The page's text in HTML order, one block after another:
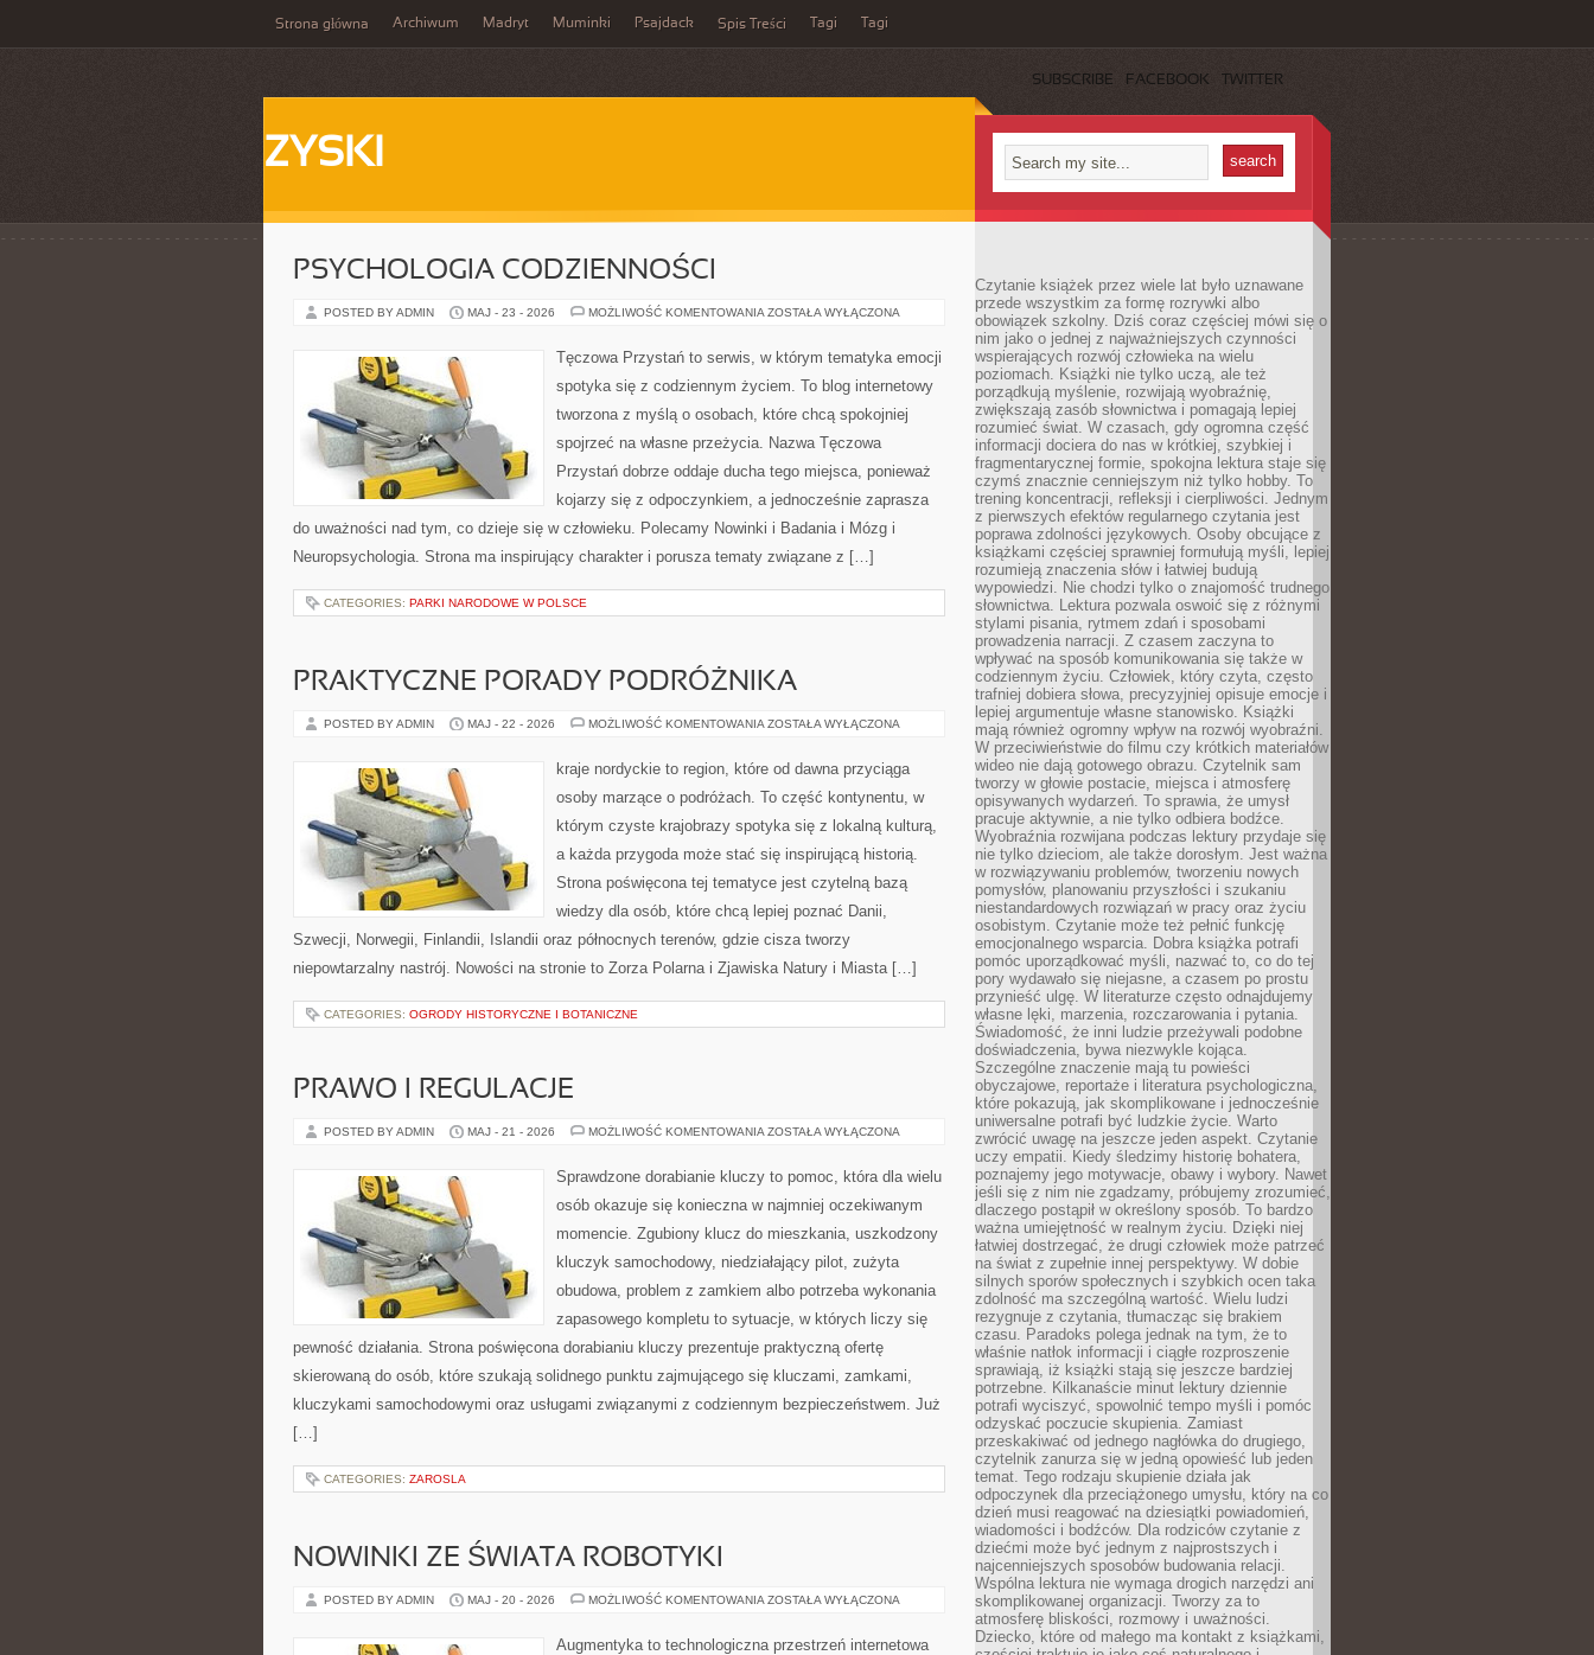
Strona główna Archiwum Madryt Muminki Psajdack Spis Treści Tagi Tagi
SUBSCRIBE FACEBOOK TWITTER
ZYSKI
PSYCHOLOGIA CODZIENNOŚCI
POSTED BY ADMIN MAJ - 23 - 2026 MOŻLIWOŚĆ KOMENTOWANIA PSYCHOLOGIA
ZOSTAŁA WYŁĄCZONA
Tęczowa Przystań to serwis, w którym tematyka emocji
spotyka się z codziennym życiem. To blog internetowy
tworzona z myślą o osobach, które chcą spokojniej
spojrzeć na własne przeżycia. Nazwa Tęczowa
Przystań dobrze oddaje ducha tego miejsca, ponieważ
kojarzy się z odpoczynkiem, a jednocześnie zaprasza
do uważności nad tym, co dzieje się w człowieku. Polecamy Nowinki i Badania i Mózg i
Neuropsychologia. Strona ma inspirujący charakter i porusza tematy związane z […]
CATEGORIES: PARKI NARODOWE W POLSCE
PRAKTYCZNE PORADY PODRÓŻNIKA
POSTED BY ADMIN MAJ - 22 - 2026 MOŻLIWOŚĆ KOMENTOWANIA PRAKTYCZNE
ZOSTAŁA WYŁĄCZONA
kraje nordyckie to region, które od dawna przyciąga
osoby marzące o podróżach. To część kontynentu, w
którym czyste krajobrazy spotyka się z lokalną kulturą,
a każda przygoda może stać się inspirującą historią.
Strona poświęcona tej tematyce jest czytelną bazą
wiedzy dla osób, które chcą lepiej poznać Danii,
Szwecji, Norwegii, Finlandii, Islandii oraz północnych terenów, gdzie cisza tworzy
niepowtarzalny nastrój. Nowości na stronie to Zorza Polarna i Zjawiska Natury i Miasta […]
CATEGORIES: OGRODY HISTORYCZNE I BOTANICZNE
PRAWO I REGULACJE
POSTED BY ADMIN MAJ - 21 - 2026 MOŻLIWOŚĆ KOMENTOWANIA PRAWO
ZOSTAŁA WYŁĄCZONA
Sprawdzone dorabianie kluczy to pomoc, która dla wielu
osób okazuje się konieczna w najmniej oczekiwanym
momencie. Zgubiony klucz do mieszkania, uszkodzony
kluczyk samochodowy, niedziałający pilot, zużyta
obudowa, problem z zamkiem albo potrzeba wykonania
zapasowego kompletu to sytuacje, w których liczy się
pewność działania. Strona poświęcona dorabianiu kluczy prezentuje praktyczną ofertę
skierowaną do osób, które szukają solidnego punktu zajmującego się kluczami, zamkami,
kluczykami samochodowymi oraz usługami związanymi z codziennym bezpieczeństwem. Już
[…]
CATEGORIES: ZAROSLA
NOWINKI ZE ŚWIATA ROBOTYKI
POSTED BY ADMIN MAJ - 20 - 2026 MOŻLIWOŚĆ KOMENTOWANIA NOWINKI
ROBOTYKI
ZOSTAŁA WYŁĄCZONA
Augmentyka to technologiczna przestrzeń internetowa
Czytanie książek przez wiele lat było uznawane
przede wszystkim za formę rozrywki albo
obowiązek szkolny. Dziś coraz częściej mówi się o
nim jako o jednej z najważniejszych czynności
wspierających rozwój człowieka na wielu
poziomach. Książki nie tylko uczą, ale też
porządkują myślenie, rozwijają wyobraźnię,
zwiększają zasób słownictwa i pomagają lepiej
rozumieć świat. W czasach, gdy ogromna część
informacji dociera do nas w krótkiej, szybkiej i
fragmentarycznej formie, spokojna lektura staje się
czymś znacznie cenniejszym niż tylko hobby. To
trening koncentracji, refleksji i cierpliwości. Jednym
z pierwszych efektów regularnego czytania jest
poprawa zdolności językowych. Osoby obcujące z
książkami częściej sprawniej formułują myśli, lepiej
rozumieją znaczenia słów i łatwiej budują
wypowiedzi. Nie chodzi tylko o znajomość trudnego
słownictwa. Lektura pozwala oswoić się z różnymi
stylami pisania, rytmem zdań i sposobami
prowadzenia narracji. Z czasem zaczyna to
wpływać na sposób komunikowania się także w
codziennym życiu. Człowiek, który czyta, często
trafniej dobiera słowa, precyzyjniej opisuje emocje i
lepiej argumentuje własne stanowisko. Książki
mają również ogromny wpływ na rozwój wyobraźni.
W przeciwieństwie do filmu czy krótkich materiałów
wideo nie dają gotowego obrazu. Czytelnik sam
tworzy w głowie postacie, miejsca i atmosferę
opisywanych wydarzeń. To sprawia, że umysł
pracuje aktywnie, a nie tylko odbiera bodźce.
Wyobraźnia rozwijana podczas lektury przydaje się
nie tylko dzieciom, ale także dorosłym. Jest ważna
w rozwiązywaniu problemów, tworzeniu nowych
pomysłów, planowaniu przyszłości i szukaniu
niestandardowych rozwiązań w pracy oraz życiu
osobistym. Czytanie może też pełnić funkcję
emocjonalnego wsparcia. Dobra książka potrafi
pomóc uporządkować myśli, nazwać to, co do tej
pory wydawało się niejasne, a czasem po prostu
przynieść ulgę. W literaturze często odnajdujemy
własne lęki, marzenia, rozczarowania i pytania.
Świadomość, że inni ludzie przeżywali podobne
doświadczenia, bywa niezwykle kojąca.
Szczególne znaczenie mają tu powieści
obyczajowe, reportaże i literatura psychologiczna,
które pokazują, jak skomplikowane i jednocześnie
uniwersalne potrafi być ludzkie życie. Warto
zwrócić uwagę na jeszcze jeden aspekt. Czytanie
uczy empatii. Kiedy śledzimy historię bohatera,
poznajemy jego motywacje, obawy i wybory. Nawet
jeśli się z nim nie zgadzamy, próbujemy zrozumieć,
dlaczego postąpił w określony sposób. To bardzo
ważna umiejętność w realnym życiu. Dzięki niej
łatwiej dostrzegać, że drugi człowiek może patrzeć
na świat z zupełnie innej perspektywy. W dobie
silnych sporów społecznych i szybkich ocen taka
zdolność ma szczególną wartość. Wielu ludzi
rezygnuje z czytania, tłumacząc się brakiem
czasu. Paradoks polega jednak na tym, że to
właśnie natłok informacji i ciągłe rozproszenie
sprawiają, iż książki stają się jeszcze bardziej
potrzebne. Kilkanaście minut lektury dziennie
potrafi wyciszyć, spowolnić tempo myśli i pomóc
odzyskać poczucie skupienia. Zamiast
przeskakiwać od jednego nagłówka do drugiego,
czytelnik zanurza się w jedną opowieść lub jeden
temat. Tego rodzaju skupienie działa jak
odpoczynek dla przeciążonego umysłu, który na co
dzień musi reagować na dziesiątki powiadomień,
wiadomości i bodźców. Dla rodziców czytanie z
dziećmi może być jednym z najprostszych i
najcenniejszych sposobów budowania relacji.
Wspólna lektura nie wymaga drogich narzędzi ani
skomplikowanej organizacji. Tworzy za to
atmosferę bliskości, rozmowy i uważności.
Dziecko, które od małego ma kontakt z książkami,